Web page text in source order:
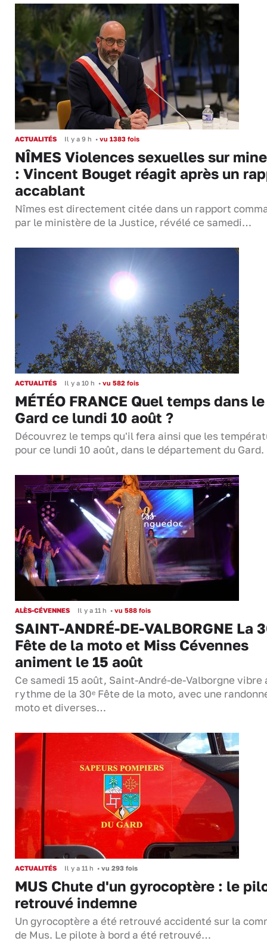
ACTUALITÉS Il y a 9 h • vu 1383 fois
NÎMES Violences sexuelles sur
: Vincent Bouget réagit après un
accablant
Nîmes est directement citée dans un rapport
par le ministère de la Justice, révélé ce samedi…
ACTUALITÉS Il y a 10 h • vu 582 fois
MÉTÉO FRANCE Quel temps dans le
Gard ce lundi 10 août ?
Découvrez le temps qu'il fera ainsi que les
pour ce lundi 10 août, dans le département du Gard.
ALÈS-CÉVENNES Il y a 11 h • vu 588 fois
SAINT-ANDRÉ-DE-VALBORGNE La
Fête de la moto et Miss Cévennes
animent le 15 août
Ce samedi 15 août, Saint-André-de-Valborgne vibre
rythme de la 30ᵉ Fête de la moto, avec une
moto et diverses…
ACTUALITÉS Il y a 11 h • vu 293 fois
MUS Chute d'un gyrocoptère : le
retrouvé indemne
Un gyrocoptère a été retrouvé accidenté sur la
de Mus. Le pilote à bord a été retrouvé…